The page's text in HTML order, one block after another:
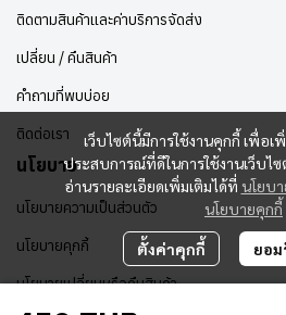
เว็บไซต์นี้มีการใช้งานคุกกี้ เพื่อ
ประสบการณ์ที่ดีในการใช้งานเว็บไ
อ่านรายละเอียดเพิ่มเติมได้ที่ นโยบ
นโยบายคุกกี้
ตั้งค่าคุกกี้ ยอ
ติดตามสินค้าและค่าบริการจัดส่ง
เปลี่ยน / คืนสินค้า
คำถามที่พบบ่อย
ติดต่อเรา
นโยบาย
นโยบายความเป็นส่วนตัว
นโยบายคุกกี้
นโยบายเปลี่ยนหรือคืนสินค้า